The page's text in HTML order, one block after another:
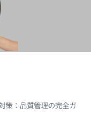
策：品質管理の完全ガ